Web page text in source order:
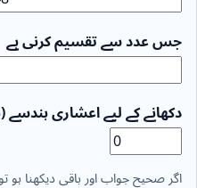
جس عدد سے تقسیم کرنی ہے
دکھانے کے لیے اعشاری ہندسے (باقی